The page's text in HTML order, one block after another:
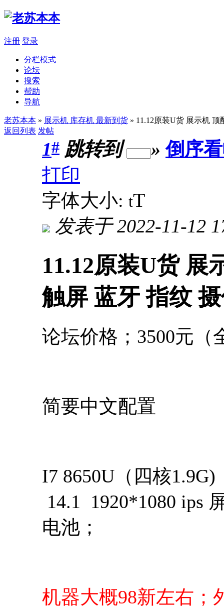
注册 登录
分栏模式
论坛
搜索
帮助
导航
老苏本本 » 展示机 库存机 最新到货 » 11.12原装U货 展示机 顶
返回列表 发帖
1# 跳转到 » 倒序
打印
字体大小: tT
发表于 2022-11-12
11.12原装U货 展
触屏 蓝牙 指纹
论坛价格；3500元（
简要中文配置
I7 8650U（四核
14.1 1920*1080
电池；
机器大概98新左右；